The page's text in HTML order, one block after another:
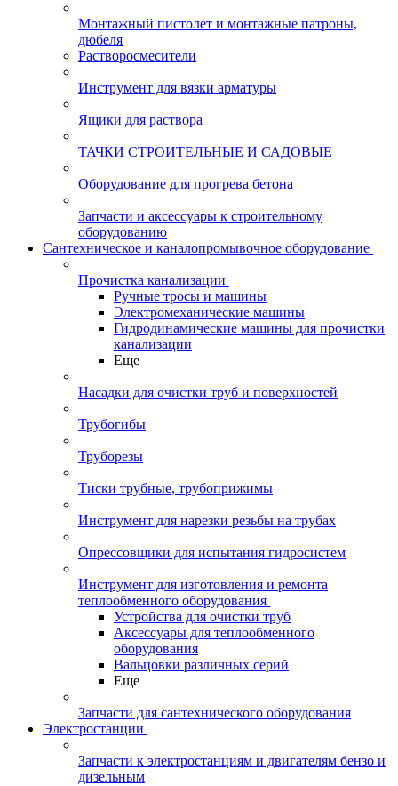
Монтажный пистолет и монтажные патроны,
дюбеля
Растворосмесители
Инструмент для вязки арматуры
Ящики для раствора
ТАЧКИ СТРОИТЕЛЬНЫЕ И САДОВЫЕ
Оборудование для прогрева бетона
Запчасти и аксессуары к строительному
оборудованию
Сантехническое и каналопромывочное оборудование
Прочистка канализации
Ручные тросы и машины
Электромеханические машины
Гидродинамические машины для прочистки
канализации
Еще
Насадки для очистки труб и поверхностей
Трубогибы
Труборезы
Тиски трубные, трубоприжимы
Инструмент для нарезки резьбы на трубах
Опрессовщики для испытания гидросистем
Инструмент для изготовления и ремонта
теплообменного оборудования
Устройства для очистки труб
Аксессуары для теплообменного
оборудования
Вальцовки различных серий
Еще
Запчасти для сантехнического оборудования
Электростанции
Запчасти к электростанциям и двигателям бензо и
дизельным